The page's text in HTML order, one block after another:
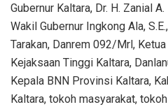
Gubernur Kaltara, Dr. H. Zanial
Wakil Gubernur Ingkong Ala,
Tarakan, Danrem 092/Mrl,
Kejaksaan Tinggi Kaltara,
Kepala BNN Provinsi Kaltara,
Kaltara, tokoh masyarakat,